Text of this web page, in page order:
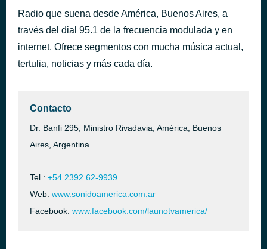
Despues de ti que
El Negro Videla
Noticias Radio Colonia con cortina hace 1 hora
Presentación - Canal 13
Radio que suena desde América, Buenos Aires, a
través del dial 95.1 de la frecuencia modulada y en
internet. Ofrece segmentos con mucha música actual,
tertulia, noticias y más cada día.
Contacto
Dr. Banfi 295, Ministro Rivadavia, América, Buenos
Aires, Argentina
Tel.: +54 2392 62-9939
Web: www.sonidoamerica.com.ar
Facebook: www.facebook.com/launotvamerica/